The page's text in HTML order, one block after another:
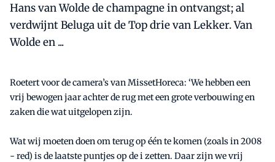
Hans van Wolde de champagne in ontvangst; al
verdwijnt Beluga uit de Top drie van Lekker. Van
Wolde en ...
Roetert voor de camera’s van MissetHoreca: ‘We hebben een
vrij bewogen jaar achter de rug met een grote verbouwing en
zaken die wat uitgelopen zijn.
Wat wij moeten doen om terug op één te komen (zoals in 2008
- red) is de laatste puntjes op de i zetten. Daar zijn we vrij